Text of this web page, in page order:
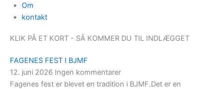
Om
kontakt
KLIK PÅ ET KORT - SÅ KOMMER DU TIL INDLÆGGET
FAGENES FEST I BJMF
12. juni 2026 Ingen kommentarer
Fagenes fest er blevet en tradition i BJMF.Det er en